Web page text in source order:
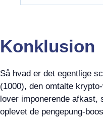
Konklusion
Så hvad er det egentlige
(1000), den omtalte
lover imponerende afkast,
oplevet de pengepung-